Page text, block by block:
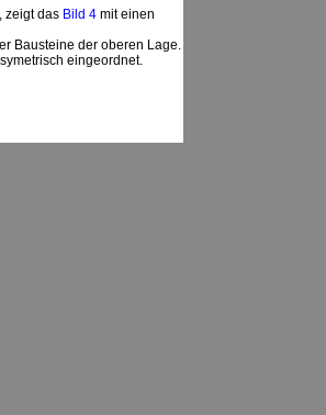
zeigt das Bild 4 mit einen
Bausteine der oberen Lage.
eingeordnet.